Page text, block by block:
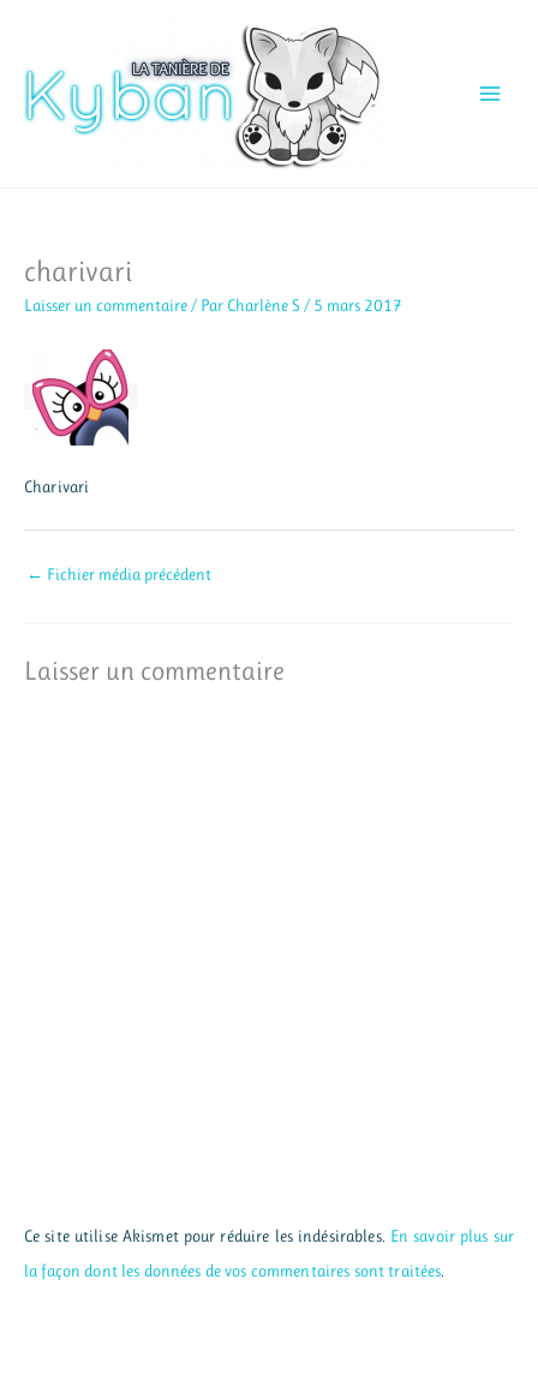
contenu
charivari
Laisser un commentaire / Par Charlène S / 5 mars 2017
Charivari
← Fichier média précédent
Laisser un commentaire
Ce site utilise Akismet pour réduire les indésirables. En savoir plus sur
la façon dont les données de vos commentaires sont traitées.